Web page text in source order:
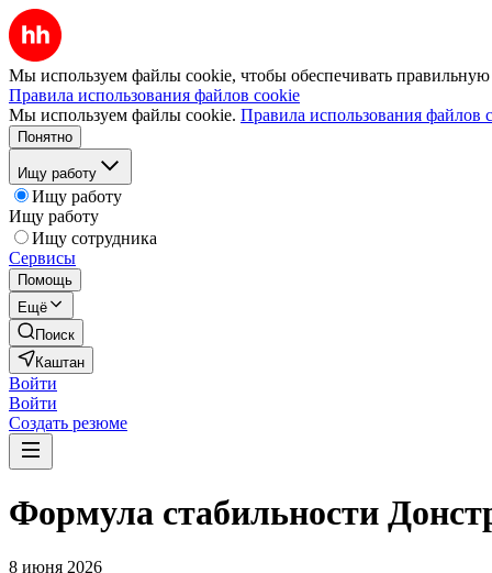
Мы используем файлы cookie, чтобы обеспечивать правильную
Правила использования файлов cookie
Мы используем файлы cookie. Правила использования файлов
Понятно
Ищу работу
Ищу работу
Ищу работу
Ищу сотрудника
Сервисы
Помощь
Ещё
Поиск
Каштан
Войти
Войти
Создать резюме
Формула стабильности
8 июня 2026